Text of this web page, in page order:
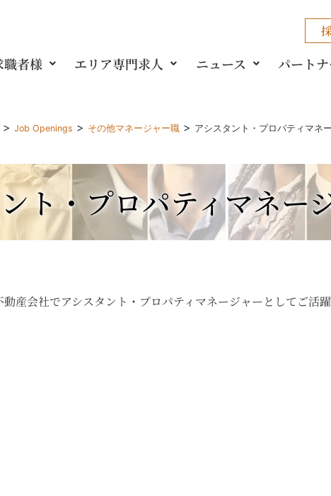
職者様 エリア専門求人 ニュース パート
> Job Openings > その他マネージャー職 > アシスタント・プロパティマネ
ト・プロパティマネー
産会社でアシスタント・プロパティマネージャーとしてご活